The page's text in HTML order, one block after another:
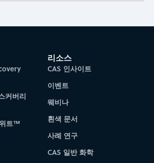
커버리
트™
리소스
CAS 인사이트
이벤트
웨비나
흰색 문서
사례 연구
CAS 일반 화학